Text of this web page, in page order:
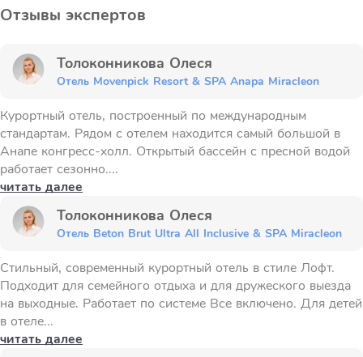
Отзывы экспертов
Толоконникова Олеся
Отель Movenpick Resort & SPA Anapa Miracleon
Курортный отель, построенный по международным
стандартам. Рядом с отелем находится самый большой в
Анапе конгресс-холл. Открытый бассейн с пресной водой
работает сезонно....
читать далее
Толоконникова Олеся
Отель Beton Brut Ultra All Inclusive & SPA Miracleon
Стильный, современный курортный отель в стиле Лофт.
Подходит для семейного отдыха и для дружеского выезда
на выходные. Работает по системе Все включено. Для детей
в отеле...
читать далее